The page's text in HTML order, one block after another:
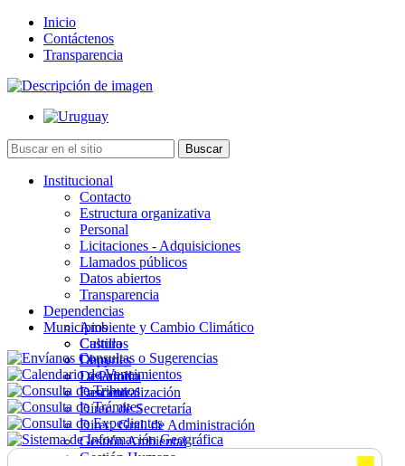
Inicio
Contáctenos
Transparencia
Institucional
Contacto
Estructura organizativa
Personal
Licitaciones - Adquisiciones
Llamados públicos
Datos abiertos
Transparencia
Dependencias
Ambiente y Cambio Climático
Cultura
Deportes
Desarrollo
Descentralización
Direc. de Secretaría
Direc. Gral. de Administración
Gestión Ambiental
Gestión Humana
Municipios
Castillos
Chuy
La Paloma
Lascano